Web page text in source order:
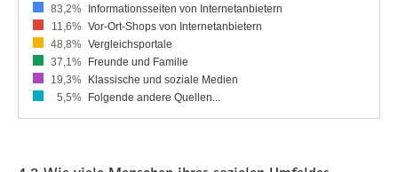
83,2%
Informationsseiten von Internetanbietern
11,6% Vor-Ort-Shops von Internetanbietern
48,8% Vergleichsportale
37,1%
Freunde und Familie
19,3%
Klassische und soziale Medien
5,5%
Folgende andere Quellen...